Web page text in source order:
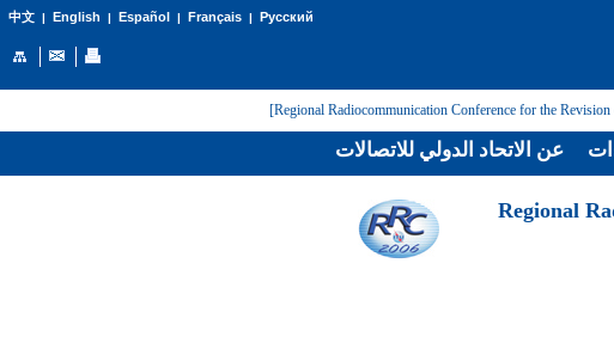
中文| English | Español | Français| Русский
[Regional
عن الاتحاد الدولي للاتصالات